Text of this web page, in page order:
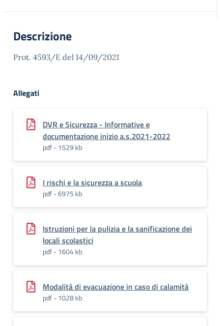
Descrizione
Prot. 4593/E del 14/09/2021
Allegati
DVR e Sicurezza - Informative e
documentazione inizio a.s.2021-2022
pdf - 1529 kb
I rischi e la sicurezza a scuola
pdf - 6975 kb
Istruzioni per la pulizia e la sanificazione dei
locali scolastici
pdf - 1604 kb
Modalità di evacuazione in caso di calamità
pdf - 1028 kb